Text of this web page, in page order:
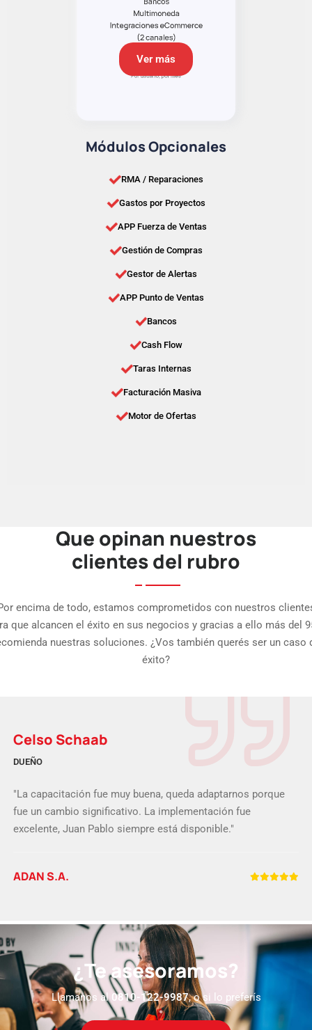
Ver más
Módulos Opcionales
RMA / Reparaciones
Gastos por Proyectos
APP Fuerza de Ventas
Gestión de Compras
Gestor de Alertas
APP Punto de Ventas
Bancos
Cash Flow
Taras Internas
Facturación Masiva
Motor de Ofertas
Que opinan nuestros
clientes del rubro
encima de todo, estamos comprometidos con nuestros
que alcancen el éxito en sus negocios y gracias a ello más del
nuestras soluciones. ¿Vos también querés ser un caso
éxito?
Celso Schaab
DUEÑO
"La capacitación fue muy buena, queda adaptarnos porque
fue un cambio significativo. La implementación fue
excelente, Juan Pablo siempre está disponible."
ADAN S.A.
¿Te asesoramos?
Llamanos al 0810-122-9987, o si lo preferís